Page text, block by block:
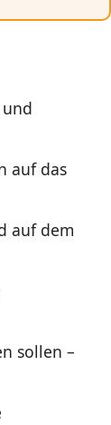
auf das
auf dem
sollen –